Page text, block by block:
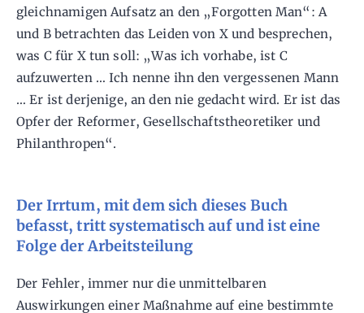
gleichnamigen Aufsatz an den „Forgotten Man“: A
und B betrachten das Leiden von X und besprechen,
was C für X tun soll: „Was ich vorhabe, ist C
aufzuwerten … Ich nenne ihn den vergessenen Mann
… Er ist derjenige, an den nie gedacht wird. Er ist das
Opfer der Reformer, Gesellschaftstheoretiker und
Philanthropen“.
Der Irrtum, mit dem sich dieses Buch
befasst, tritt systematisch auf und ist eine
Folge der Arbeitsteilung
Der Fehler, immer nur die unmittelbaren
Auswirkungen einer Maßnahme auf eine bestimmte